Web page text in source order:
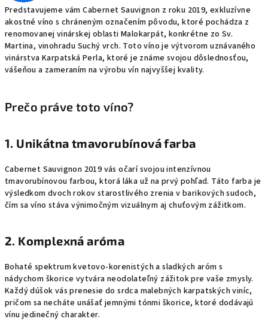
Predstavujeme vám Cabernet Sauvignon z roku 2019, exkluzívne
akostné víno s chráneným označením pôvodu, ktoré pochádza z
renomovanej vinárskej oblasti Malokarpát, konkrétne zo Sv.
Martina, vinohradu Suchý vrch. Toto víno je výtvorom uznávaného
vinárstva Karpatská Perla, ktoré je známe svojou dôslednosťou,
vášeňou a zameraním na výrobu vín najvyššej kvality.
Prečo práve toto víno?
1. Unikátna tmavorubínová farba
Cabernet Sauvignon 2019 vás očarí svojou intenzívnou
tmavorubínovou farbou, ktorá láka už na prvý pohľad. Táto farba je
výsledkom dvoch rokov starostlivého zrenia v barikových sudoch,
čím sa víno stáva výnimočným vizuálnym aj chuťovým zážitkom.
2. Komplexná aróma
Bohaté spektrum kvetovo-korenistých a sladkých aróm s
nádychom škorice vytvára neodolateľný zážitok pre vaše zmysly.
Každý dúšok vás prenesie do srdca malebných karpatských viníc,
pričom sa necháte unášať jemnými tónmi škorice, ktoré dodávajú
vínu jedinečný charakter.